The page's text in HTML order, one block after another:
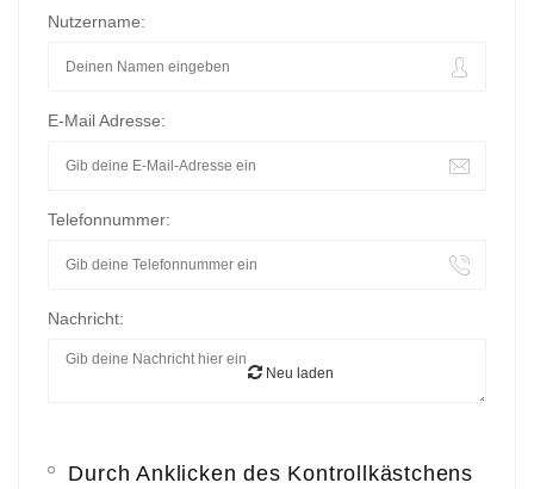
Nutzername:
E-Mail Adresse:
Telefonnummer:
Nachricht:
Neu laden
Durch Anklicken des Kontrollkästchens